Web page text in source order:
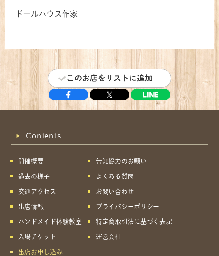
ドールハウス作家
このお店をリストに追加
Contents
開催概要
過去の様子
交通アクセス
出店情報
ハンドメイド体験教室
入場チケット
出店お申し込み
告知協力のお願い
よくある質問
お問い合わせ
プライバシーポリシー
特定商取引法に基づく表記
運営会社